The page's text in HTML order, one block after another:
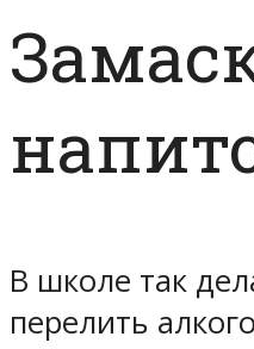
В школе так
перелить